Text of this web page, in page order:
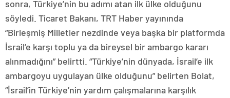
sonra, Türkiye’nin bu adımı atan ilk ülke olduğunu
söyledi. Ticaret Bakanı, TRT Haber yayınında
“Birleşmiş Milletler nezdinde veya başka bir platformda
İsrail’e karşı toplu ya da bireysel bir ambargo kararı
alınmadığını” belirtti. “Türkiye’nin dünyada, İsrail’e ilk
ambargoyu uygulayan ülke olduğunu” belirten Bolat,
“İsrail’in Türkiye’nin yardım çalışmalarına karşılık